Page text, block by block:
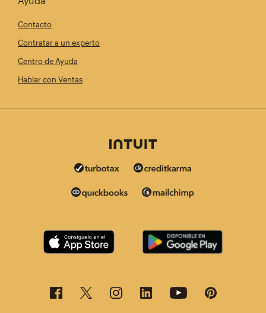
Contacto
Contratar a un experto
Centro de Ayuda
Hablar con Ventas